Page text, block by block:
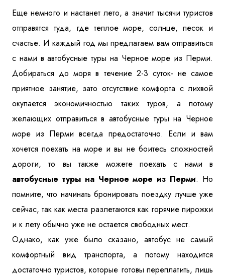
Еще немного и настанет лето, а значит тысячи туристов
отправятся туда, где теплое море, солнце, песок и
счастье. И каждый год мы предлагаем вам отправиться
с нами в автобусные туры на Черное море из Перми.
Добираться до моря в течение 2-3 суток- не самое
приятное занятие, зато отсутствие комфорта с лихвой
окупается экономичностью таких туров, а потому
желающих отправиться в автобусные туры на Черное
море из Перми всегда предостаточно. Если и вам
хочется поехать на море и вы не боитесь сложностей
дороги, то вы также можете поехать с нами в
автобусные туры на Черное море из Перми. Но
помните, что начинать бронировать поездку лучше уже
сейчас, так как места разлетаются как горячие пирожки
и к лету обычно уже не остается свободных мест.
Однако, как уже было сказано, автобус не самый
комфортный вид транспорта, а потому находится
достаточно туристов, которые готовы переплатить, лишь
Куда бы Вы хотели отправиться?
Я даю согласие наобработку персональных данныхи
ознакомлен с политикой компании в отношении
обработки персональных данных
Отправить